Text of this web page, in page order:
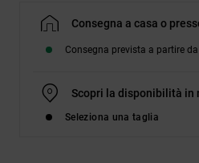
Consegna a casa o
Consegna prevista a partire da
Scopri la disponibilità in
Seleziona una taglia